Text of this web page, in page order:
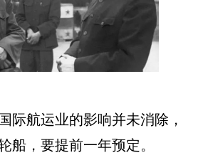
际航运业的影响并未消除，
船，要提前一年预定。